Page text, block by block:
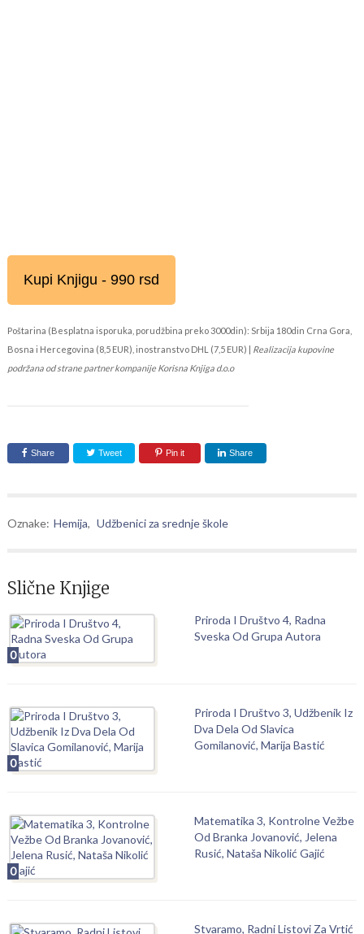
Kupi Knjigu - 990 rsd
Poštarina (Besplatna isporuka, porudžbina preko 3000din): Srbija 180din Crna Gora,
Bosna i Hercegovina (8,5 EUR), inostranstvo DHL (7,5 EUR) | Realizacija kupovine
podržana od strane partner kompanije Korisna Knjiga d.o.o
Share Tweet Pin it Share
Oznake: Hemija, Udžbenici za srednje škole
Slične Knjige
0
Priroda I Društvo 4, Radna
Sveska Od Grupa Autora
0
Priroda I Društvo 3, Udžbenik Iz
Dva Dela Od Slavica
Gomilanović, Marija Bastić
0
Matematika 3, Kontrolne Vežbe
Od Branka Jovanović, Jelena
Rusić, Nataša Nikolić Gajić
Stvaramo, Radni Listovi Za Vrtić